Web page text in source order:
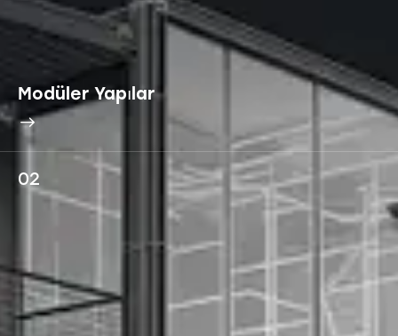
Modüler Yapılar
02